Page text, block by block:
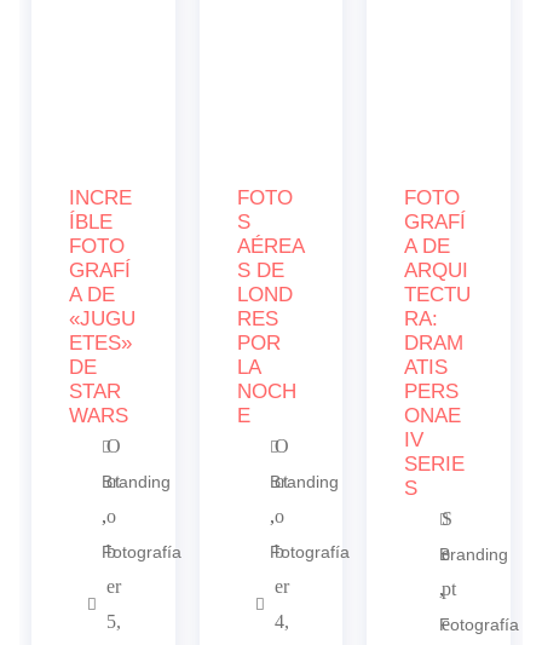
INCRE
ÍBLE
FOTO
GRAFÍ
A DE
«JUGU
ETES»
DE
STAR
WARS
O
ct
o
b
er
5,
Branding
,
Fotografía
FOTO
S
AÉREA
S DE
LOND
RES
POR
LA
NOCH
E
O
ct
o
b
er
4,
Branding
,
Fotografía
FOTO
GRAFÍ
A DE
ARQUI
TECTU
RA:
DRAM
ATIS
PERS
ONAE
IV
SERIE
S
S
e
pt
e
Branding
,
Fotografía